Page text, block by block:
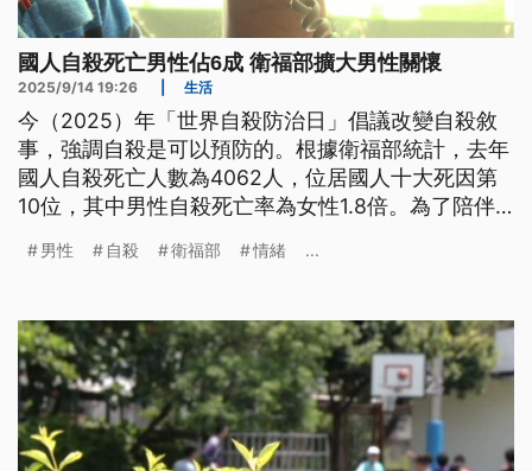
國人自殺死亡男性佔6成 衛福部擴大男性關懷
2025/9/14 19:26 生活
今（2025）年「世界自殺防治日」倡議改變自殺敘
事，強調自殺是可以預防的。根據衛福部統計，去年
國人自殺死亡人數為4062人，位居國人十大死因第
10位，其中男性自殺死亡率為女性1.8倍。為了陪伴
性關懷專線」服務範圍，不限特定議題，提供免費諮
男性 自殺 衛福部 情緒 ...